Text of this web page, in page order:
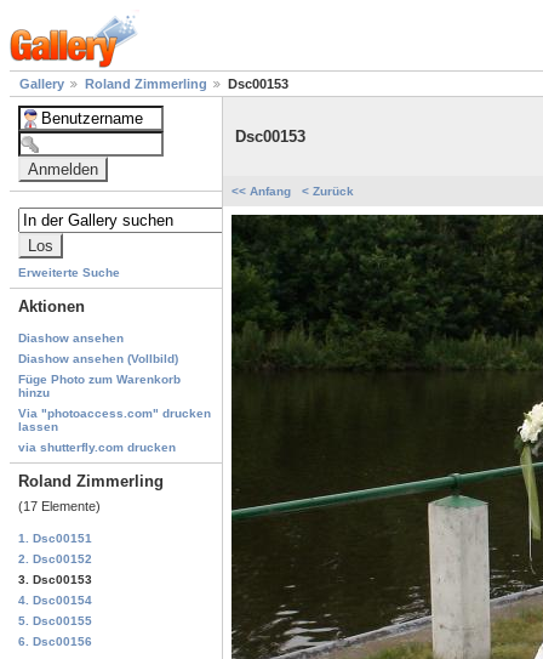
Gallery Roland Zimmerling Dsc00153
Erweiterte Suche
Aktionen
Diashow ansehen
Diashow ansehen (Vollbild)
Füge Photo zum Warenkorb
hinzu
Via "photoaccess.com" drucken
lassen
via shutterfly.com drucken
Roland Zimmerling
(17 Elemente)
1. Dsc00151
2. Dsc00152
3. Dsc00153
4. Dsc00154
5. Dsc00155
6. Dsc00156
Dsc00153
<< Anfang < Zurück